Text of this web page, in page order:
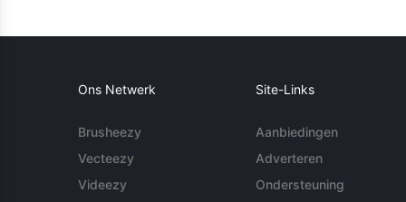
Ons Netwerk
Brusheezy
Vecteezy
Videezy
Site-Links
Aanbiedingen
Adverteren
Ondersteuning